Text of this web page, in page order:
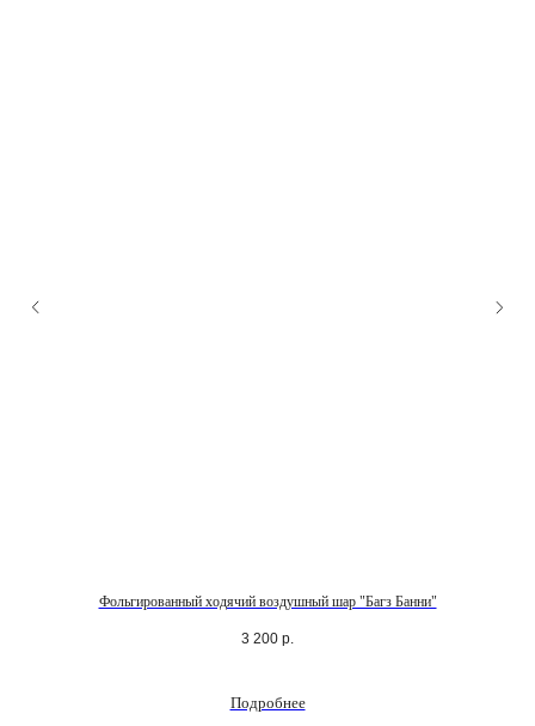
Фольгированный ходячий воздушный шар "Багз Банни"
3 200 р.
Подробнее